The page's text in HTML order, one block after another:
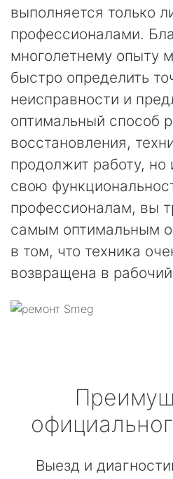
выполняется только
профессионалами.
многолетнему опыту
быстро определить
неисправности и
оптимальный способ
восстановления,
продолжит работу, но
свою
профессионалам, вы
самым оптимальным
в том, что техника
возвращена в
Выезд и